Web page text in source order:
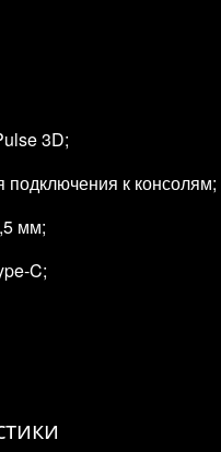
3D;
подключения к консолям;
мм;